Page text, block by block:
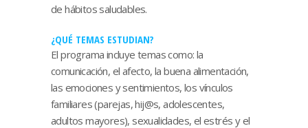
de hábitos saludables.
¿QUÉ TEMAS ESTUDIAN?
El programa incluye temas como: la
comunicación, el afecto, la buena alimentación,
las emociones y sentimientos, los vínculos
familiares (parejas, hij@s, adolescentes,
adultos mayores), sexualidades, el estrés y el